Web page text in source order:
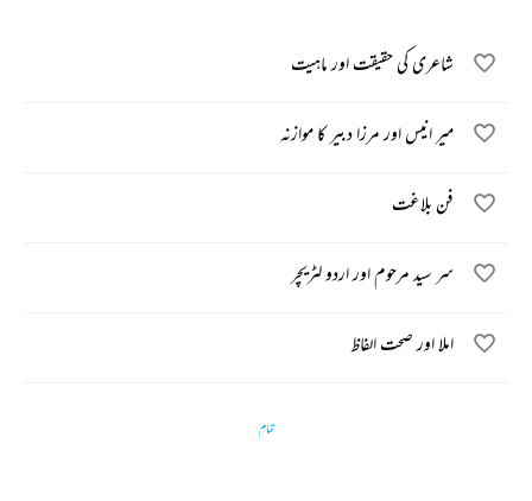
شاعری کی حقیقت اور ماہیت
میر انیس اور مرزا دبیر کا موازنہ
فن بلاغت
سر سید مرحوم اور اردو لٹریچر
املا اور صحت الفاظ
تمام